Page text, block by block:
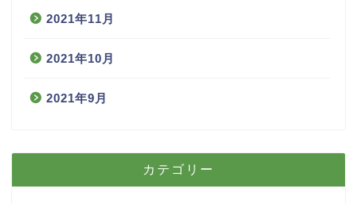
2021年11月
2021年10月
2021年9月
カテゴリー